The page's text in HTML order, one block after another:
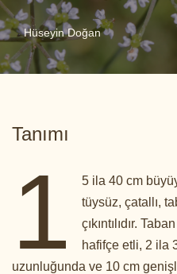
Hüseyin Doğan
Tanımı
1
5 ila 40 cm
tüysüz, çatallı,
çıkıntılıdır.
hafifçe etli, 2 ila
uzunluğunda ve 10 cm